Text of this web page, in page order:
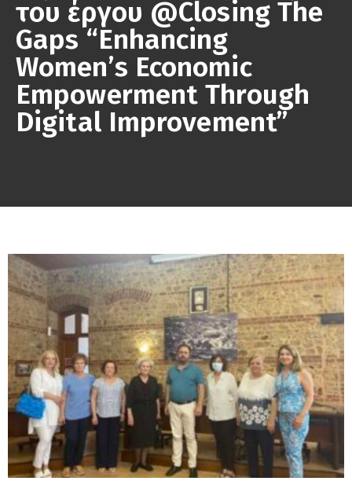
του έργου @Closing The
Gaps “Enhancing
Women’s Economic
Empowerment Through
Digital Improvement”